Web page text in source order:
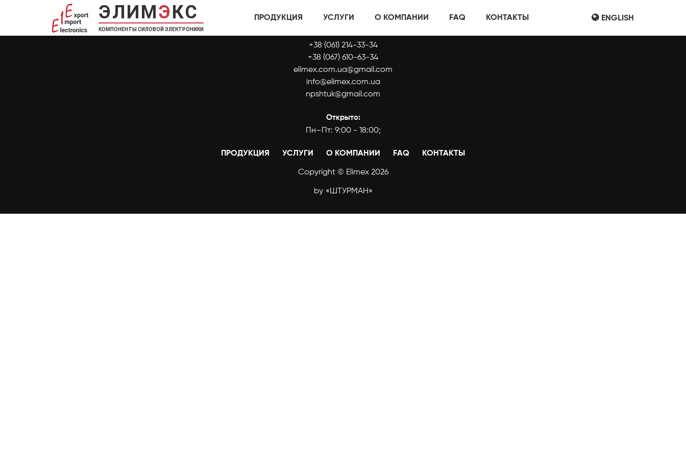
ЭЛИМЭКС
КОМПОНЕНТЫ СИЛОВОЙ ЭЛЕКТРОНИКИ
ПРОДУКЦИЯ УСЛУГИ О КОМПАНИИ FAQ КОНТАКТЫ ENGLISH
+38 (061) 214-33-34
+38 (067) 610-63-34
elimex.com.ua@gmail.com
info@elimex.com.ua
npshtuk@gmail.com
Открыто:
Пн–Пт: 9:00 - 18:00;
ПРОДУКЦИЯ УСЛУГИ О КОМПАНИИ FAQ КОНТАКТЫ
Copyright © Elimex 2026
by «ШТУРМАН»